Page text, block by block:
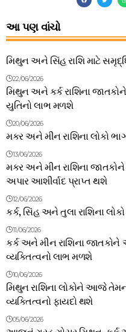
આ પણ વાંચો
મિથુન અને સિંહ રાશિ માટે
22/06/2026
મિથુન અને કર્ક રાશિના
યુતિનો લાભ મળશે
20/06/2026
મકર અને મીન રાશિના લોકો
13/06/2026
મકર અને મીન રાશિના
અપાર આશીર્વાદ પ્રાપ્ત થશે
12/06/2026
કર્ક, સિંહ અને તુલા રાશિના
11/06/2026
કર્ક અને મીન રાશિના જાતકોને
વ્યક્તિત્વનો લાભ મળશે
10/06/2026
મિથુન રાશિના લોકોને આજે
વ્યક્તિત્વનો ફાયદો થશે
05/06/2026